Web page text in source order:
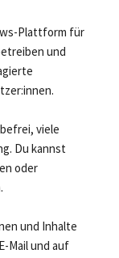
Plattform für
und
viele
Du kannst
oder
und Inhalte
Mail und auf